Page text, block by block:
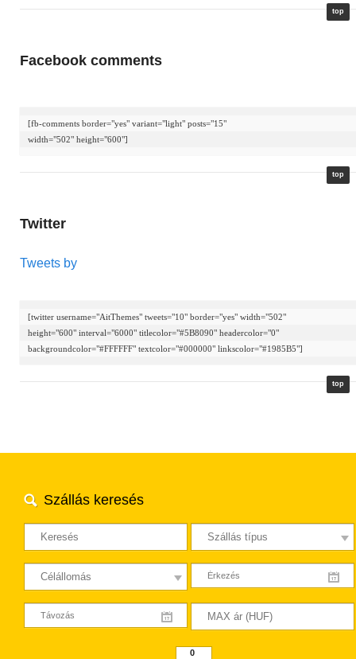
top
Facebook comments
[fb-comments border="yes" variant="light" posts="15"
width="502" height="600"]
top
Twitter
Tweets by
[twitter username="AitThemes" tweets="10" border="yes" width="502"
height="600" interval="6000" titlecolor="#5B8090" headercolor="0"
backgroundcolor="#FFFFFF" textcolor="#000000" linkscolor="#1985B5"]
top
Szállás keresés